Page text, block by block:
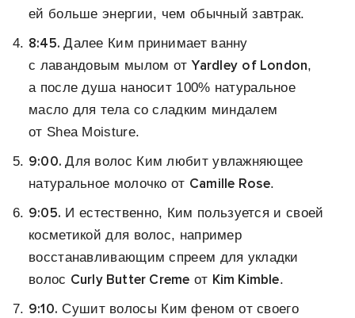
ей больше энергии, чем обычный завтрак.
8:45.Далее Ким принимает ванну
с лавандовым мылом отYardley of London,
а после душа наносит 100% натуральное
масло для тела со сладким миндалем
от Shea Moisture.
9:00.Для волос Ким любит увлажняющее
натуральное молочко от Camille Rose.
9:05. И естественно, Ким пользуется и своей
косметикой для волос, например
восстанавливающим спреем для укладки
волос Curly Butter Creme от Kim Kimble.
9:10. Сушит волосы Ким феном от своего